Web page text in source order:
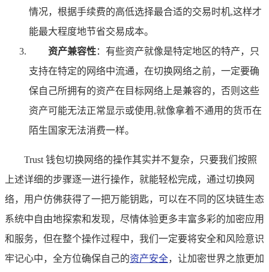
情况，根据手续费的高低选择最合适的交易时机,这样才
能最大程度地节省交易成本。
资产兼容性：有些资产就像是特定地区的特产，只
支持在特定的网络中流通，在切换网络之前，一定要确
保自己所拥有的资产在目标网络上是兼容的，否则这些
资产可能无法正常显示或使用,就像拿着不通用的货币在
陌生国家无法消费一样。
Trust 钱包切换网络的操作其实并不复杂，只要我们按照
上述详细的步骤逐一进行操作，就能轻松完成，通过切换网
络，用户仿佛获得了一把万能钥匙，可以在不同的区块链生态
系统中自由地探索和发现，尽情体验更多丰富多彩的加密应用
和服务，但在整个操作过程中，我们一定要将安全和风险意识
牢记心中，全方位确保自己的资产安全，让加密世界之旅更加